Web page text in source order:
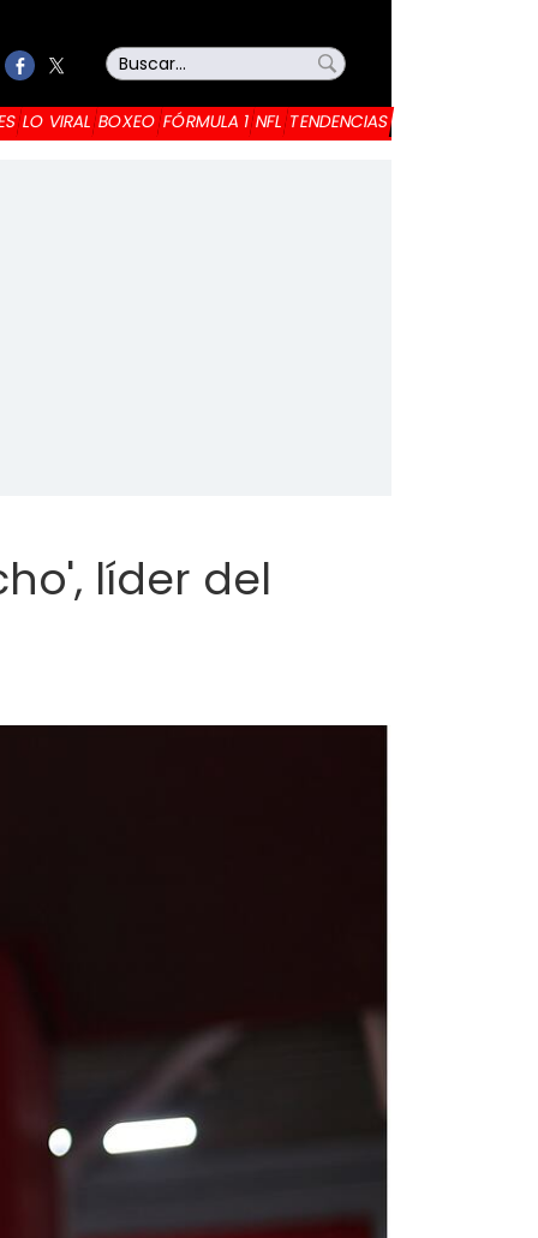
LO VIRAL BOXEO FÓRMULA 1 NFL TENDENCIAS
líder del